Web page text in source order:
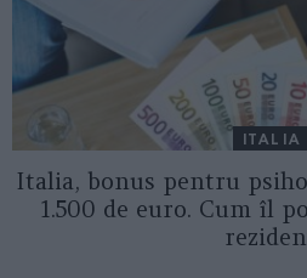
ITALIA
Italia, bonus pentru
1.500 de euro. Cum îl